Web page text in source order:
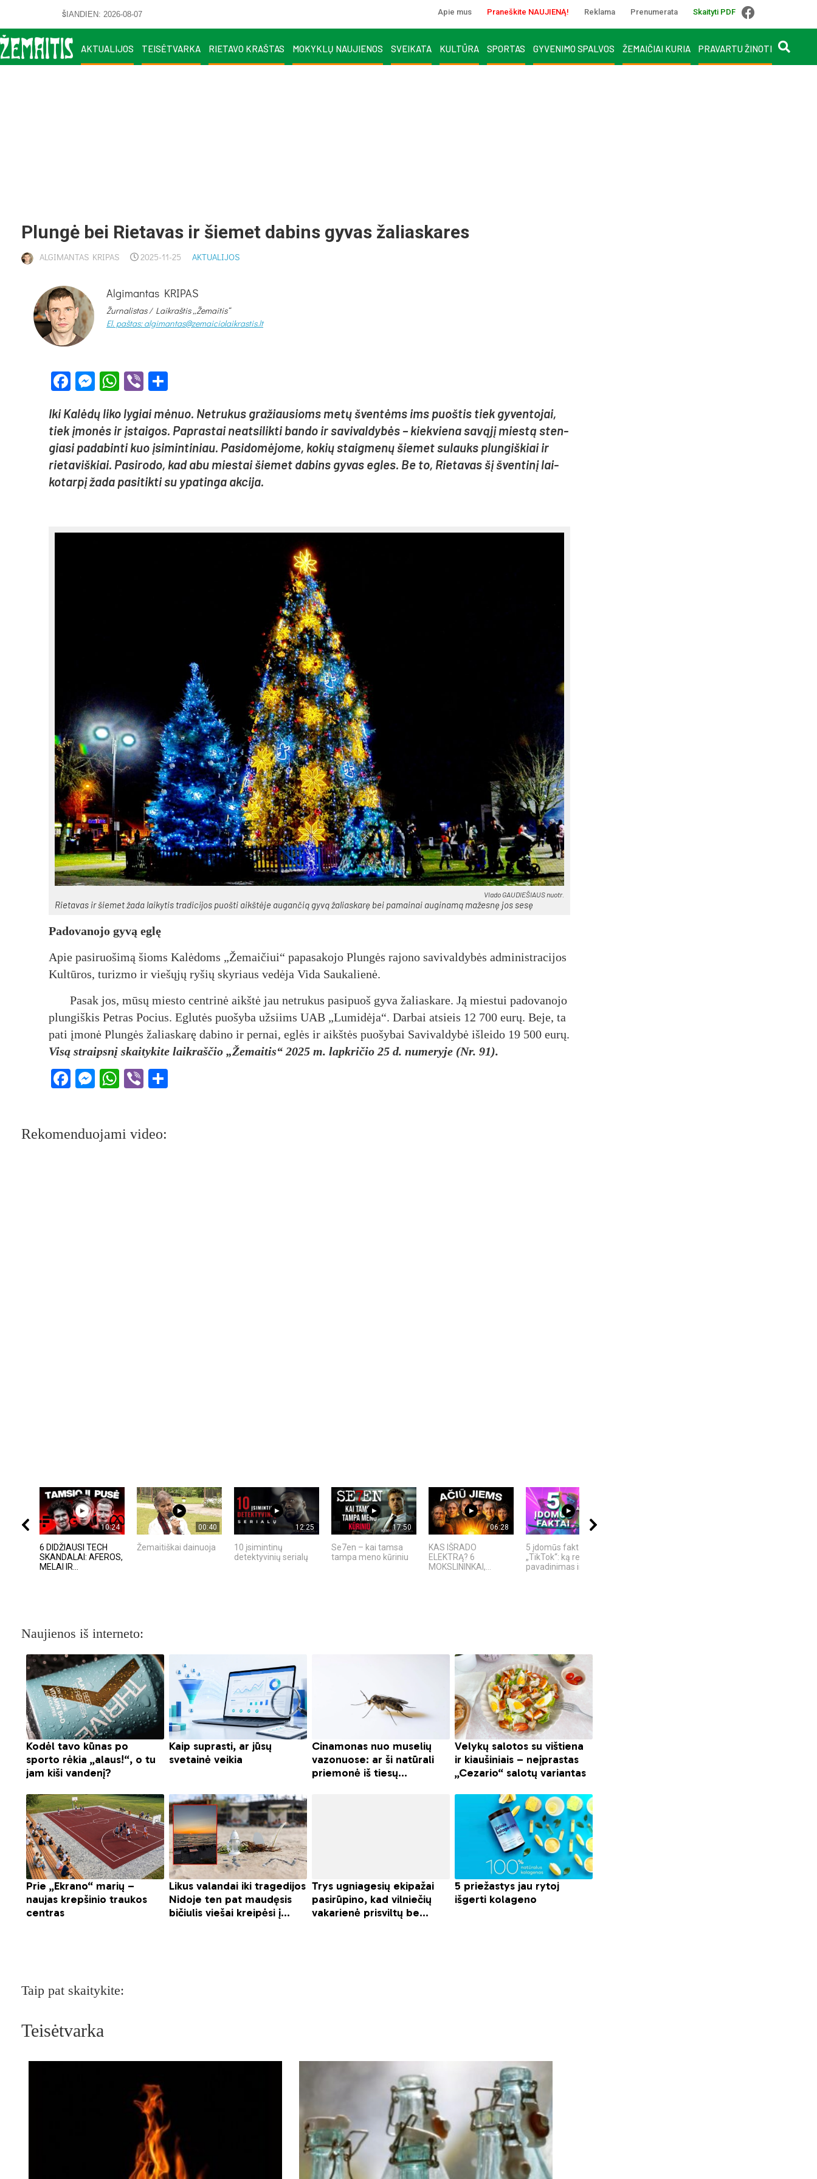
ŠIANDIEN: 2026-08-07 Apie mus Praneškite NAUJIENĄ! Reklama Prenumerata Skaityti PDF
AKTUALIJOS TEISĖTVARKA RIETAVO KRAŠTAS MOKYKLŲ NAUJIENOS SVEIKATA KULTŪRA SPORTAS GYVENIMO SPALVOS ŽEMAIČIAI KURIA PRAVARTU ŽINOTI
Plun­gė bei Rie­ta­vas ir šie­met da­bins gy­vas ža­lias­ka­res
ALGIMANTAS KRIPAS 2025-11-25 AKTUALIJOS
Algimantas KRIPAS
Žurnalistas / Laikraštis „Žemaitis“
El. paštas: algimantas@zemaiciolaikrastis.lt
Facebook
Messenger
WhatsApp
Viber
Iki Ka­lė­dų li­ko ly­giai mė­nuo. Net­ru­kus gra­žiau­sioms me­tų šven­tėms ims puoš­tis tiek gy­ven­to­jai,
tiek įmo­nės ir įstai­gos. Pap­ras­tai neat­si­lik­ti ban­do ir sa­vi­val­dy­bės – kiek­vie­na sa­vą­jį mies­tą sten­
gia­si pa­da­bin­ti kuo įsi­min­ti­niau. Pa­si­do­mė­jo­me, ko­kių staig­me­nų šie­met su­lauks plun­giš­kiai ir
rie­ta­viš­kiai. Pa­si­ro­do, kad abu mies­tai šie­met da­bins gy­vas eg­les. Be to, Rie­ta­vas šį šven­ti­nį lai­
ko­tar­pį ža­da pa­si­tik­ti su ypa­tin­ga ak­ci­ja.
Vla­do GAU­DIE­ŠIAUS nuo­tr.
Rie­ta­vas ir šie­met ža­da lai­ky­tis tra­di­ci­jos puoš­ti aikš­tė­je au­gan­čią gy­vą ža­lias­ka­rę bei pa­mai­nai au­gi­na­mą ma­žes­nę jos se­sę
Pa­do­va­no­jo gy­vą eg­lę
Apie pa­si­ruo­ši­mą šioms Ka­lė­doms „Že­mai­čiui“ pa­pa­sa­ko­jo Plun­gės ra­jo­no sa­vi­val­dy­bės ad­mi­nist­ra­ci­jos
Kul­tū­ros, tu­riz­mo ir vie­šų­jų ry­šių sky­riaus ve­dė­ja Vi­da Sau­ka­lie­nė.
Pa­sak jos, mū­sų mies­to cent­ri­nė aikš­tė jau ne­tru­kus pa­si­puoš gy­va ža­lias­ka­re. Ją mies­tui pa­do­va­no­jo
plun­giš­kis Pet­ras Po­cius. Eg­lu­tės puo­šy­ba už­siims UAB „Lu­mi­dė­ja“. Dar­bai at­sieis 12 700 eu­rų. Be­je, ta
pa­ti įmo­nė Plun­gės ža­lias­ka­rę da­bi­no ir per­nai, eg­lės ir aikš­tės puo­šy­bai Sa­vi­val­dy­bė iš­lei­do 19 500 eu­rų.
Visą straipsnį skaitykite laikraščio „Žemaitis“ 2025 m. lapkričio 25 d. numeryje (Nr. 91).
Facebook
Messenger
WhatsApp
Viber
Rekomenduojami video:
10:24
6 DIDŽIAUSI TECH
SKANDALAI: AFEROS,
MELAI IR...
00:40
Žemaitiškai dainuoja
12:25
10 įsimintinų
detektyvinių serialų
17:50
Se7en – kai tamsa
tampa meno kūriniu
06:28
KAS IŠRADO
ELEKTRĄ? 6
MOKSLININKAI,...
04:13
5 įdomūs faktai apie
„TikTok“: ką reiškia
pavadinimas ir ne tik
Naujienos iš interneto:
Taip pat skaitykite:
Teisėtvarka